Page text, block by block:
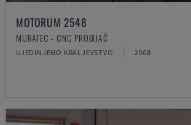
MOTORUM 2548
MURATEC - CNC PROBIJAČ
UJEDINJENO KRALJEVSTVO 2008